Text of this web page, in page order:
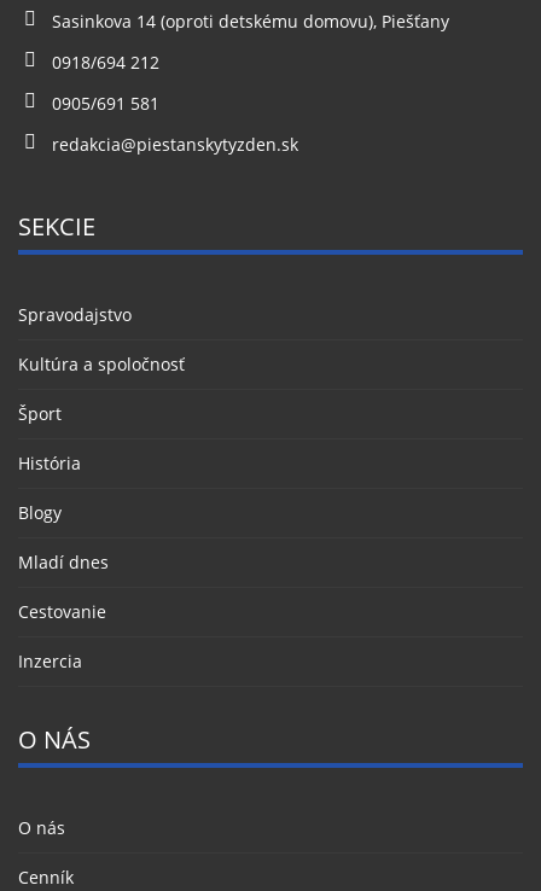
Sasinkova 14 (oproti detskému domovu), Piešťany
0918/694 212
0905/691 581
redakcia@piestanskytyzden.sk
SEKCIE
Spravodajstvo
Kultúra a spoločnosť
Šport
História
Blogy
Mladí dnes
Cestovanie
Inzercia
O NÁS
O nás
Cenník